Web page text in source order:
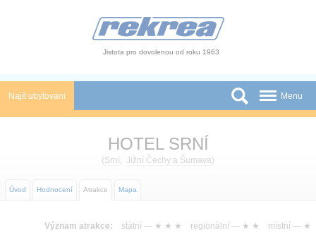
Jistota pro dovolenou od roku 1963
Najít ubytování
Autobusové zájezdy
Menu
HOTEL SRNÍ
(Srní, Jižní Čechy a Šumava)
Úvod Hodnocení Atrakce Mapa
Význam atrakce: státní — ★ ★ ★ regionální — ★ ★ místní — ★